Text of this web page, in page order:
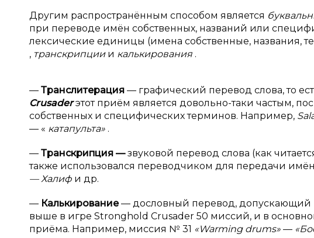
Другим распространённым способом является
при переводе имён собственных, названий или
лексические единицы (имена собственные, названия,
, транскрипции и калькирования .
— Транслитерация — графический перевод слова, то
Crusaderэтот приём является довольно-таки частым,
собственных и специфических терминов. Например,
— « катапульта» .
— Транскрипция —звуковой перевод слова (как
также использовался переводчиком для передачи
— Халиф и др.
— Калькирование— дословный перевод, допускающий
выше в игре Stronghold Crusader 50 миссий, и в
приёма. Например, миссия № 31 «Warming drums» —